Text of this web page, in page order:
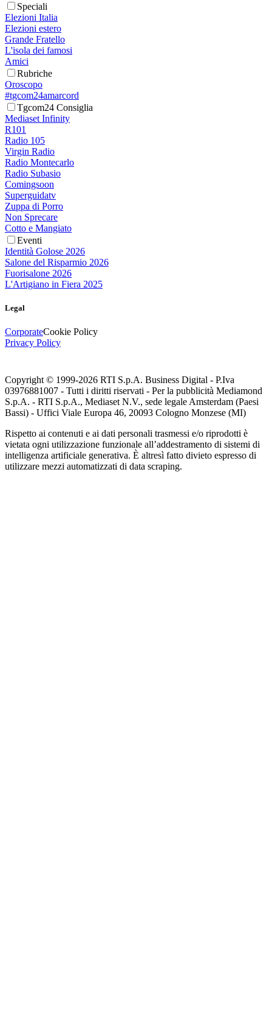
Speciali
Elezioni Italia
Elezioni estero
Grande Fratello
L'isola dei famosi
Amici
Rubriche
Oroscopo
#tgcom24amarcord
Tgcom24 Consiglia
Mediaset Infinity
R101
Radio 105
Virgin Radio
Radio Montecarlo
Radio Subasio
Comingsoon
Superguidatv
Zuppa di Porro
Non Sprecare
Cotto e Mangiato
Eventi
Identità Golose 2026
Salone del Risparmio 2026
Fuorisalone 2026
L'Artigiano in Fiera 2025
Legal
CorporateCookie Policy
Privacy Policy
Copyright © 1999-2026 RTI S.p.A. Business Digital - P.Iva
03976881007 - Tutti i diritti riservati - Per la pubblicità Mediamond
S.p.A. - RTI S.p.A., Mediaset N.V., sede legale Amsterdam (Paesi
Bassi) - Uffici Viale Europa 46, 20093 Cologno Monzese (MI)
Rispetto ai contenuti e ai dati personali trasmessi e/o riprodotti è
vietata ogni utilizzazione funzionale all’addestramento di sistemi di
intelligenza artificiale generativa. È altresì fatto divieto espresso di
utilizzare mezzi automatizzati di data scraping.